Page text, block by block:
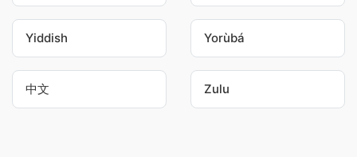
Yiddish Yorùbá
中文 Zulu